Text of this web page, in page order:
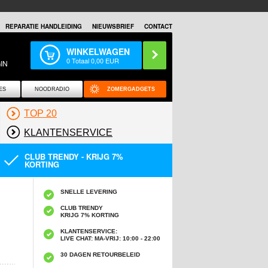
REPARATIE HANDLEIDING NIEUWSBRIEF CONTACT
WINKELWAGEN
0Totaal0,00 EUR
NOODRADIO ZOMERGADGETS
TOP 20
KLANTENSERVICE
CLUB TRENDY - KRIJG 7%
KORTING
SNELLE LEVERING
CLUB TRENDY
KRIJG 7% KORTING
KLANTENSERVICE:
LIVE CHAT: MA-VRIJ: 10:00 - 22:00
30 DAGEN RETOURBELEID